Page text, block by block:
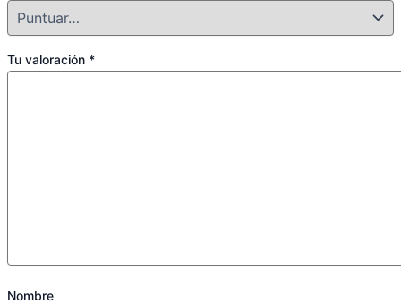
Tu valoración *
Nombre